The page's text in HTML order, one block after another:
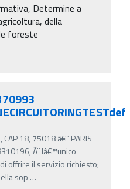
Determine a
della
foreste
18, 75018 â€“ PARIS
Ã¨ lâ€™unico
offrire il servizio richiesto;
sop …